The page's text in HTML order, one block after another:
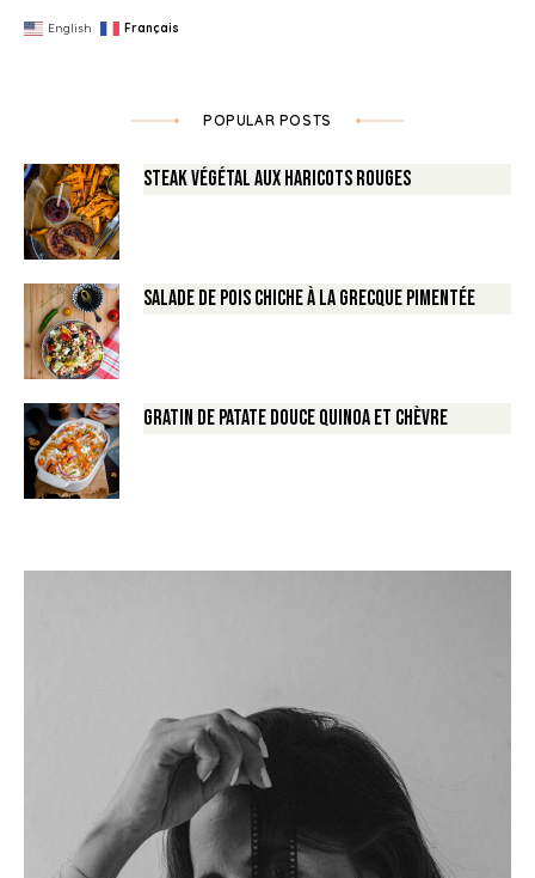
English Français
POPULAR POSTS
Steak végétal aux haricots rouges
Salade de Pois chiche à la Grecque pimentée
Gratin de Patate douce Quinoa et Chèvre